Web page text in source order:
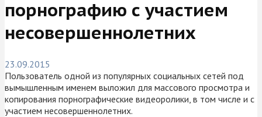
порнографию с участием
несовершеннолетних
23.09.2015
Пользователь одной из популярных социальных сетей под
вымышленным именем выложил для массового просмотра и
копирования порнографические видеоролики, в том числе и с
участием несовершеннолетних.